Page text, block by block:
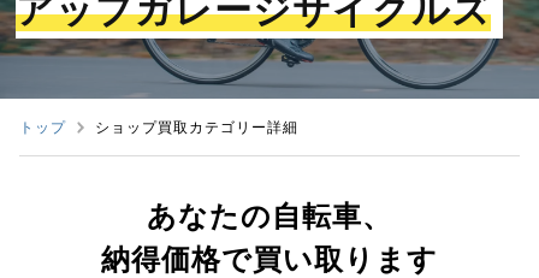
アップガレージサイクルズ
トップ ショップ買取カテゴリー詳細
あなたの自転車、
納得価格で買い取ります